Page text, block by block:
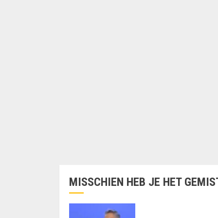
MISSCHIEN HEB JE HET